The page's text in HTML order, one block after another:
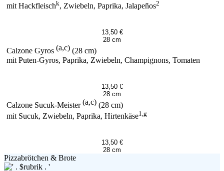
mit Hackfleischk, Zwiebeln, Paprika, Jalapeños2
13,50 €
28 cm
Calzone Gyros (a,c) (28 cm)
mit Puten-Gyros, Paprika, Zwiebeln, Champignons, Tomaten
13,50 €
28 cm
Calzone Sucuk-Meister (a,c) (28 cm)
mit Sucuk, Zwiebeln, Paprika, Hirtenkäse1,g
13,50 €
28 cm
Pizzabrötchen & Brote